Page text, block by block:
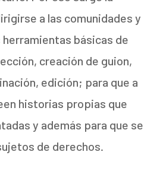
a las comunidades y
herramientas básicas de
creación de guion,
edición; para que a
historias propias que
y además para que se
de derechos.